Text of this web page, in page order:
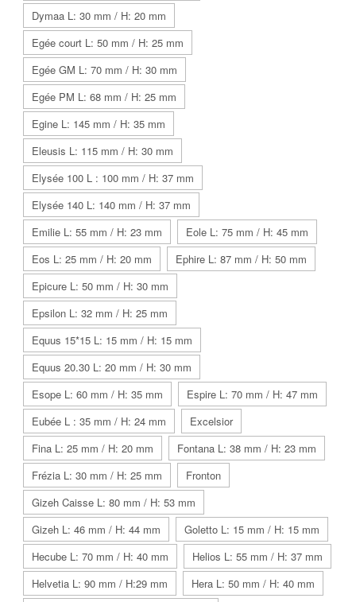
Dymaa L: 30 mm / H: 20 mm
Egée court L: 50 mm / H: 25 mm
Egée GM L: 70 mm / H: 30 mm
Egée PM L: 68 mm / H: 25 mm
Egine L: 145 mm / H: 35 mm
Eleusis L: 115 mm / H: 30 mm
Elysée 100 L : 100 mm / H: 37 mm
Elysée 140 L: 140 mm / H: 37 mm
Emilie L: 55 mm / H: 23 mm
Eole L: 75 mm / H: 45 mm
Eos L: 25 mm / H: 20 mm
Ephire L: 87 mm / H: 50 mm
Epicure L: 50 mm / H: 30 mm
Epsilon L: 32 mm / H: 25 mm
Equus 15*15 L: 15 mm / H: 15 mm
Equus 20.30 L: 20 mm / H: 30 mm
Esope L: 60 mm / H: 35 mm
Espire L: 70 mm / H: 47 mm
Eubée L : 35 mm / H: 24 mm
Excelsior
Fina L: 25 mm / H: 20 mm
Fontana L: 38 mm / H: 23 mm
Frézia L: 30 mm / H: 25 mm
Fronton
Gizeh Caisse L: 80 mm / H: 53 mm
Gizeh L: 46 mm / H: 44 mm
Goletto L: 15 mm / H: 15 mm
Hecube L: 70 mm / H: 40 mm
Helios L: 55 mm / H: 37 mm
Helvetia L: 90 mm / H:29 mm
Hera L: 50 mm / H: 40 mm